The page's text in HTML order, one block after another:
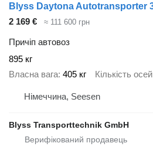
2 169 € ≈ 111 600 грн
Причіп автовоз
895 кг
Власна вага 405 кг Кількість осей
Німеччина, Seesen
Blyss Transporttechnik GmbH